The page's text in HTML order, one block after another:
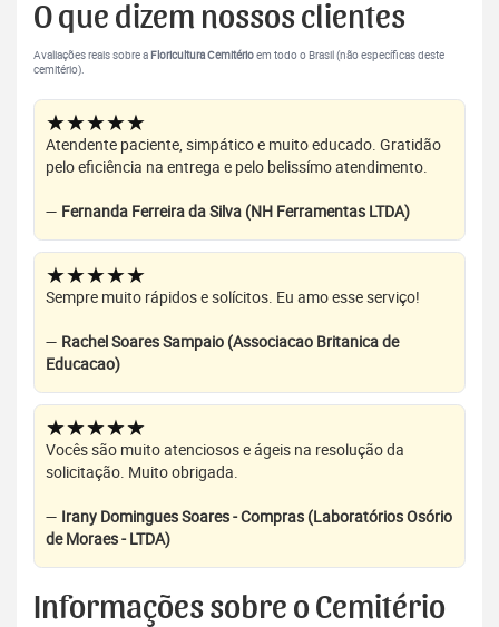
O que dizem nossos clientes
Avaliações reais sobre a Floricultura Cemitérioem todo o Brasil (não específicas deste
cemitério).
★★★★★
Atendente paciente, simpático e muito educado. Gratidão
pelo eficiência na entrega e pelo belissímo atendimento.
— Fernanda Ferreira da Silva (NH Ferramentas LTDA)
★★★★★
Sempre muito rápidos e solícitos. Eu amo esse serviço!
— Rachel Soares Sampaio (Associacao Britanica de
Educacao)
★★★★★
Vocês são muito atenciosos e ágeis na resolução da
solicitação. Muito obrigada.
— Irany Domingues Soares - Compras (Laboratórios Osório
de Moraes - LTDA)
Informações sobre o Cemitério